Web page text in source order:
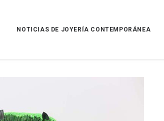
NOTICIAS DE JOYERÍA CONTEMPORÁNEA